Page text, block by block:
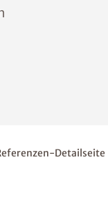
Detailseite